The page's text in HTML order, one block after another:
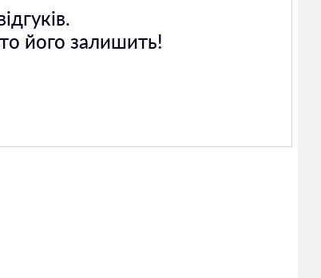
його залишить!